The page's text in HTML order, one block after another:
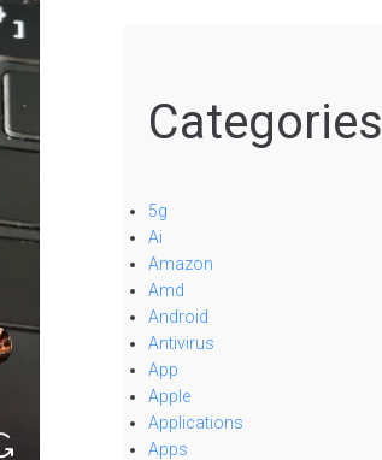
Categories
5g
Ai
Amazon
Amd
Android
Antivirus
App
Apple
Applications
Apps